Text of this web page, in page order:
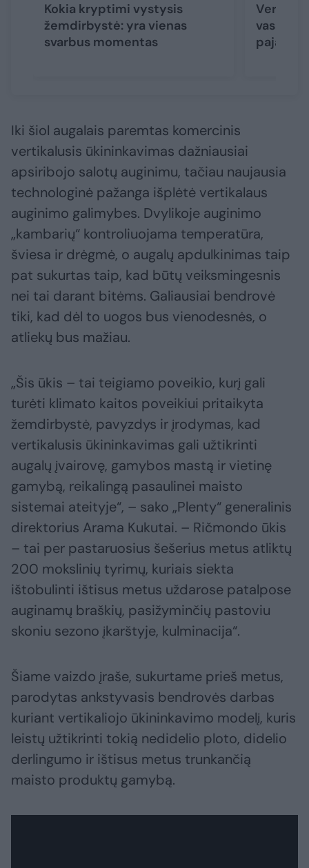
Kokia kryptimi vystysis
žemdirbystė: yra vienas
svarbus momentas
vasaros
pajamų
Iki šiol augalais paremtas komercinis
vertikalusis ūkininkavimas dažniausiai
apsiribojo salotų auginimu, tačiau naujausia
technologinė pažanga išplėtė vertikalaus
auginimo galimybes. Dvylikoje auginimo
„kambarių“ kontroliuojama temperatūra,
šviesa ir drėgmė, o augalų apdulkinimas taip
pat sukurtas taip, kad būtų veiksmingesnis
nei tai darant bitėms. Galiausiai bendrovė
tiki, kad dėl to uogos bus vienodesnės, o
atliekų bus mažiau.
„Šis ūkis – tai teigiamo poveikio, kurį gali
turėti klimato kaitos poveikiui pritaikyta
žemdirbystė, pavyzdys ir įrodymas, kad
vertikalusis ūkininkavimas gali užtikrinti
augalų įvairovę, gamybos mastą ir vietinę
gamybą, reikalingą pasaulinei maisto
sistemai ateityje“, – sako „Plenty“ generalinis
direktorius Arama Kukutai. – Ričmondo ūkis
– tai per pastaruosius šešerius metus atliktų
200 mokslinių tyrimų, kuriais siekta
ištobulinti ištisus metus uždarose patalpose
auginamų braškių, pasižyminčių pastoviu
skoniu sezono įkarštyje, kulminacija“.
Šiame vaizdo įraše, sukurtame prieš metus,
parodytas ankstyvasis bendrovės darbas
kuriant vertikaliojo ūkininkavimo modelį, kuris
leistų užtikrinti tokią nedidelio ploto, didelio
derlingumo ir ištisus metus trunkančią
maisto produktų gamybą.